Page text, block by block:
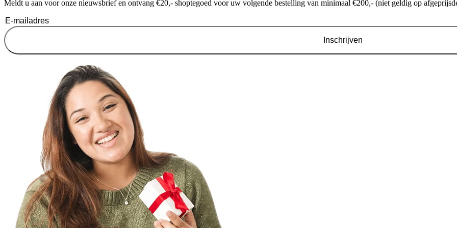
Meldt u aan voor onze nieuwsbrief en ontvang €20,- shoptegoed voor uw volgende bestelling van minimaal €200,- (niet geldig op
Inschrijven